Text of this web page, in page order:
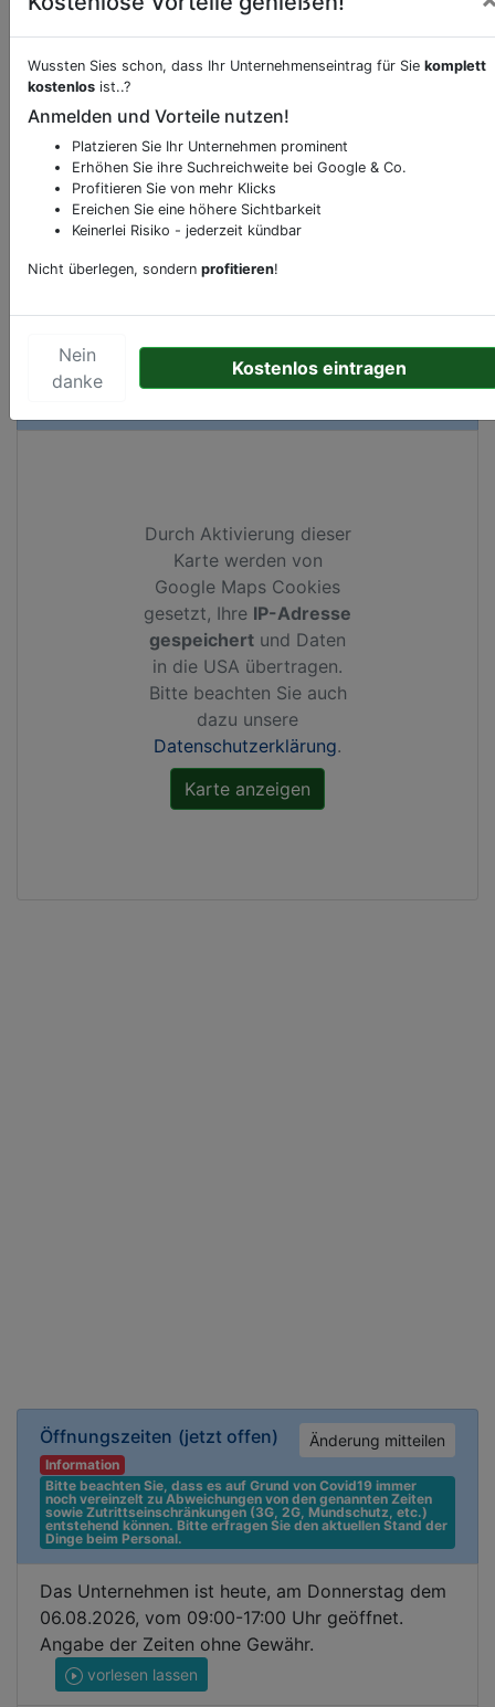
Öffnungszeiten (jetzt offen) Änderung mitteilen
Information
Bitte beachten Sie, dass es auf Grund von Covid19 immer
noch vereinzelt zu Abweichungen von den genannten Zeiten
sowie Zutrittseinschränkungen (3G, 2G, Mundschutz, etc.)
entstehend können. Bitte erfragen Sie den aktuellen Stand der
Dinge beim Personal.
Das Unternehmen ist heute, am Donnerstag dem
06.08.2026, vom 09:00-17:00 Uhr geöffnet.
Angabe der Zeiten ohne Gewähr.
vorlesen lassen
Beschreibung & Services vonSupermarkt
Sie möchten eine Beschreibung, Dienstleistung
oder andere relevante Informationen hinzufügen?
Klicken Sie bittehierum uns zu kontaktieren.
Gerne erweitern wir Ihren Firmeneintrag um
Sonderangebote odere besondere Services, die
Ihren Wettbewerbern abheben.
KartenansichtKoninginneplein 17inOud-
Durch Aktivierung dieser
Karte werden von
Google Maps Cookies
gesetzt, Ihre IP-Adresse
gespeichert und Daten
in die USA übertragen.
Bitte beachten Sie auch
dazu unsere
Datenschutzerklärung.
Wussten Sies schon, dass Ihr Unternehmenseintrag für Sie komplett
kostenlos ist..?
Anmelden und Vorteile nutzen!
Platzieren Sie Ihr Unternehmen prominent
Erhöhen Sie ihre Suchreichweite bei Google & Co.
Profitieren Sie von mehr Klicks
Ereichen Sie eine höhere Sichtbarkeit
Keinerlei Risiko - jederzeit kündbar
Nicht überlegen, sondern profitieren!
Nein
danke
Kostenlos eintragen